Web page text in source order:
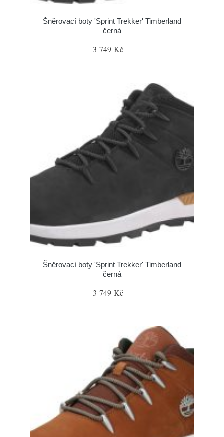
Šněrovací boty 'Sprint Trekker' Timberland
černá
3 749 Kč
Šněrovací boty 'Sprint Trekker' Timberland
černá
3 749 Kč